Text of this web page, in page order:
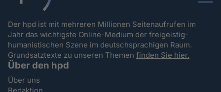
Der hpd ist mit mehreren Millionen Seitenaufrufen im
Jahr das wichtigste Online-Medium der freigeistig-
humanistischen Szene im deutschsprachigen Raum.
Grundsatztexte zu unseren Themenfinden Sie hier.
Über den hpd
Über uns
Redaktion